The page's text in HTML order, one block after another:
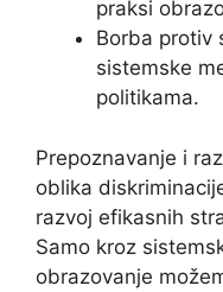
praksi
Borba protiv
sistemske
politikama.
Prepoznavanje i
oblika
razvoj efikasnih
Samo kroz
obrazovanje